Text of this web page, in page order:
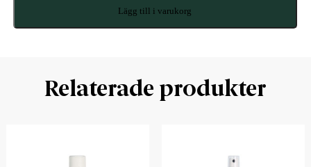
Lägg till i varukorg
Relaterade produkter